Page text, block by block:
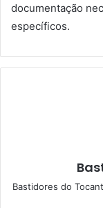
documentação
específicos.
Bastidores do